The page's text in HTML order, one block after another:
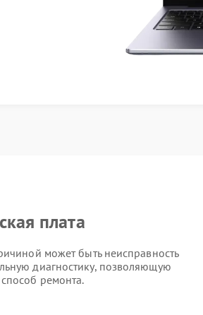
плата
может быть неисправность
диагностику, позволяющую
ремонта.